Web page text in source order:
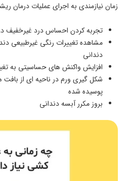
زمان نیازمندی به اجرای عملیات درمان ریشه دندان با 5
تجربه کردن احساس درد غیرخفیف
مشاهده تغییرات رنگی غیرطبیعی
دندانی
افزایش واکنش های حساسیتی به
شکل گیری ورم در ناحیه ای از
پوسیده شده
بروز مکرر آبسه دندانی